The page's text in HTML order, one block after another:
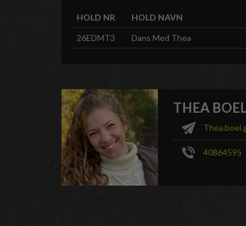
HOLD NR HOLD NAVN
26EDMT3
Dans Med Thea
THEA
40864595